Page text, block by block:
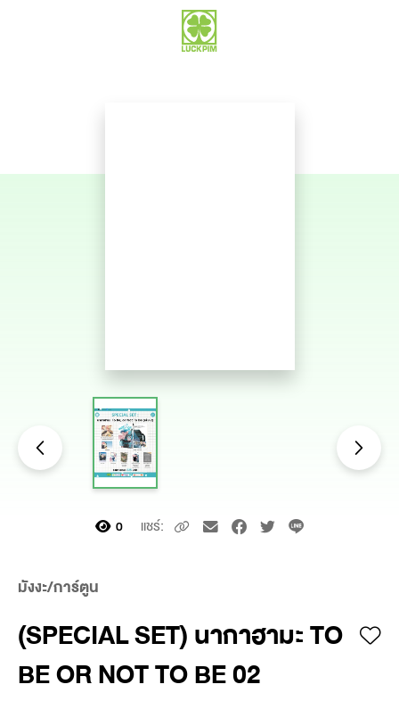
0 แชร์:
มังงะ/การ์ตูน
(SPECIAL SET) นากาฮามะ TO
BE OR NOT TO BE 02